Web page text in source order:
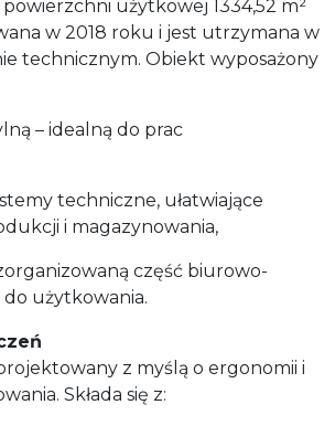
użytkowej 1334,52 m²
w 2018 roku i jest utrzymana w
technicznym. Obiekt wyposażony
– idealną do prac
techniczne, ułatwiające
i magazynowania,
część biurowo-
użytkowania.
z myślą o ergonomii i
Składa się z: